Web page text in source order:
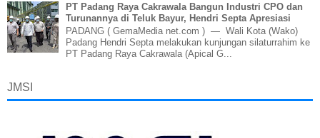
PT Padang Raya Cakrawala Bangun Industri CPO dan
Turunannya di Teluk Bayur, Hendri Septa Apresiasi
PADANG ( GemaMedia net.com ) — Wali Kota (Wako)
Padang Hendri Septa melakukan kunjungan silaturrahim ke
PT Padang Raya Cakrawala (Apical G...
JMSI